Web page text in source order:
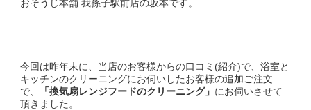
おそうじ本舗 我孫子駅前店の坂本です。
今回は昨年末に、当店のお客様からの口コミ(紹介)で、浴室と
キッチンのクリーニングにお伺いしたお客様の追加ご注文
で、
「換気扇レンジフードのクリーニング」 にお伺いさせて
頂きました。